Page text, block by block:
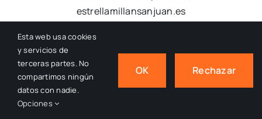
’49-’17. Ruth Ann Baldwin.
Esta web usa cookies
y servicios de
terceras partes. No
compartimos ningún
datos con nadie.
Opciones
OK Rechazar